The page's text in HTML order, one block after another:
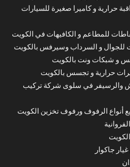
حرارية و كاميرا صغيرة للسيارات
للمطاعم و الكافيهات في الكويت
للجوال و السرداب وسيرفس بالكويت
و شبكات ونت بالكويت
حرارية و تجسس بالكويت
والرسيفر في سلوى شركة تركيب
أنواع الرفوف ورفوف تخزين الكويت
جاكوار